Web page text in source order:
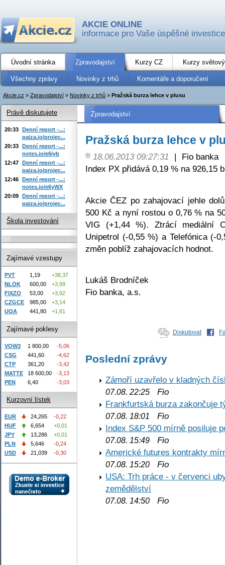
AKCIE ONLINE
informace pro Vaše úspěšné investice
Úvodní stránka Zpravodajství Kurzy CZ Kurzy
Všechny zprávy Novinky z trhů Komentáře a doporučení
Akcie.cz » Zpravodajství » Novinky z trhů » Pražská burza lehce v plusu
Zpravodajství
Pražská burza lehce v
18.06.2013 09:27:31 |
Fio banka
Index PX přidává 0,19 % na 926,15
Akcie ČEZ po zahajovací jehle
500 Kč a nyní rostou o 0,76 % na
VIG (+1,44 %). Ztrácí mediální
Unipetrol (-0,55 %) a Telefónica (-
změn poblíž zahajovacích hodnot.
Lukáš Brodníček
Fio banka, a.s.
Diskutovat
Poslední zprávy
Zámoří uzavřelo v kladných
07.08. 22:25 Fio
Frankfurtská burza zakončuje
07.08. 18:01
Fio
Index S&P 500 mírně posiluje
07.08. 15:49 Fio
Americké futures kontrakty
07.08. 15:20 Fio
USA: Trh práce - v červenci
zemědělství
07.08. 14:50 Fio
Právě diskutujete
20:33 Denní report -...:
paiza.io/projec...
20:33 Denní report -...:
notes.io/e6iyb
12:47 Denní report -...:
paiza.io/projec...
12:46 Denní report -...:
notes.io/e6yWX
20:09 Denní report -...:
paiza.io/projec...
Škola investování
Zajímavé vzestupy
PVT 1,19
+38,37
NLOK
600,00
+3,99
FIXZO
53,00
+3,92
CZGCE
985,00
+3,14
UQA
441,80 +1,61
Zajímavé poklesy
VOW3 1 800,00
-5,06
CSG
441,60
-4,62
CTP
361,20
-3,42
MATTE
18 600,00
-3,13
PEN
6,40 -3,03
Kurzovní lístek
EUR 24,265
-0,22
HUF
6,654
+0,01
JPY
13,286
+0,01
PLN
5,646
-0,24
USD
21,039 -0,30